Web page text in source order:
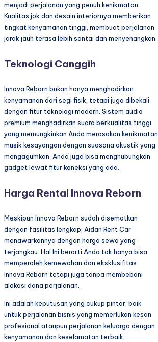
menjadi perjalanan yang penuh kenikmatan.
Kualitas jok dan desain interiornya memberikan
tingkat kenyamanan tinggi, membuat perjalanan
jarak jauh terasa lebih santai dan menyenangkan.
Teknologi Canggih
Innova Reborn bukan hanya menghadirkan
kenyamanan dari segi fisik, tetapi juga dibekali
dengan fitur teknologi modern. Sistem audio
premium menghadirkan suara berkualitas tinggi
yang memungkinkan Anda merasakan kenikmatan
musik kesayangan dengan suasana akustik yang
mengagumkan. Anda juga bisa menghubungkan
gadget lewat fitur koneksi yang ada.
Harga Rental Innova Reborn
Meskipun Innova Reborn sudah disematkan
dengan fasilitas lengkap, Aidan Rent Car
menawarkannya dengan harga sewa yang
terjangkau. Hal Ini berarti Anda tak hanya bisa
memperoleh kemewahan dan eksklusifitas
Innova Reborn tetapi juga tanpa membebani
alokasi dana perjalanan.
Ini adalah keputusan yang cukup pintar, baik
untuk perjalanan bisnis yang memerlukan kesan
profesional ataupun perjalanan keluarga dengan
kenyamanan dan keselamatan terbaik.